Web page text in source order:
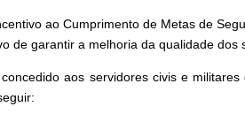
ao Cumprimento de Metas de
de garantir a melhoria da qualidade
aos servidores civis e